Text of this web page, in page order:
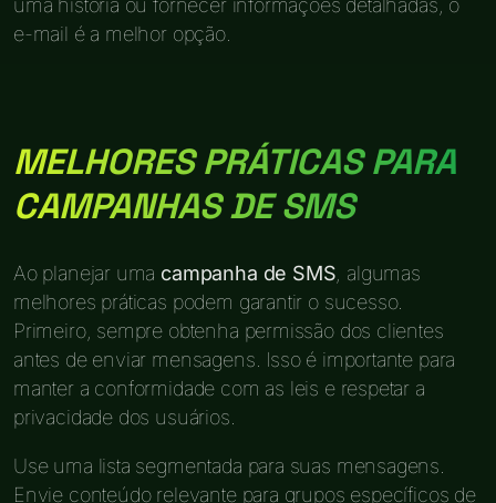
uma história ou fornecer informações detalhadas, o
e-mail é a melhor opção.
MELHORES PRÁTICAS PARA
CAMPANHAS DE SMS
Ao planejar uma campanha de SMS , algumas
melhores práticas podem garantir o sucesso.
Primeiro, sempre obtenha permissão dos clientes
antes de enviar mensagens. Isso é importante para
manter a conformidade com as leis e respetar a
privacidade dos usuários.
Use uma lista segmentada para suas mensagens.
Envie conteúdo relevante para grupos específicos de